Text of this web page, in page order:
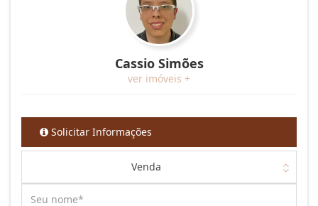
Cassio Simões
ver imóveis +
Solicitar Informações
Venda